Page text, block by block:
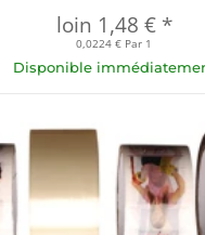
loin 1,48 € *
0,0224 € Par 1
Disponible